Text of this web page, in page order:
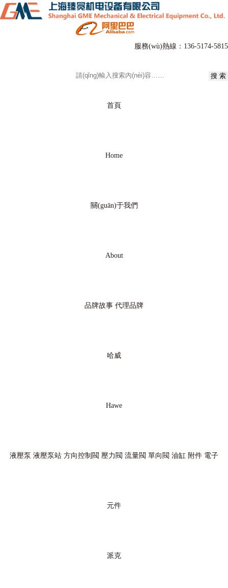
服務(wù)熱線： 136-5174-5815
首頁
Home
關(guān)于我們
About
品牌故事 代理品牌
哈威
Hawe
液壓泵 液壓泵站 方向控制閥 壓力閥 流量閥 單向閥 油缸 附件 電子
元件
派克